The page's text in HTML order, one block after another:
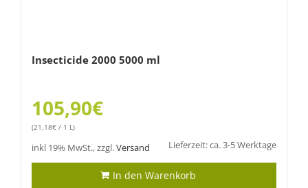
Insecticide 2000 5000 ml
105,90€
(21,18€ / 1 L)
inkl 19% MwSt., zzgl.Versand Lieferzeit: ca. 3-5 Werktage
In den Warenkorb